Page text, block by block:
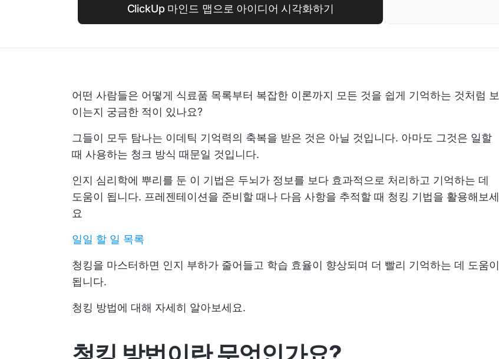
ClickUp 마인드 맵으로 아이디어 시각화하기
어떤 사람들은 어떻게 식료품 목록부터 복잡한 이론까지 모든 것을 쉽게 기억하는 것처럼 보
이는지 궁금한 적이 있나요?
그들이 모두 탐나는 이데틱 기억력의 축복을 받은 것은 아닐 것입니다. 아마도 그것은 일할
때 사용하는 청크 방식 때문일 것입니다.
인지 심리학에 뿌리를 둔 이 기법은 두뇌가 정보를 보다 효과적으로 처리하고 기억하는 데
도움이 됩니다. 프레젠테이션을 준비할 때나 다음 사항을 추적할 때 청킹 기법을 활용해보세
요
일일 할 일 목록
청킹을 마스터하면 인지 부하가 줄어들고 학습 효율이 향상되며 더 빨리 기억하는 데 도움이
됩니다.
청킹 방법에 대해 자세히 알아보세요.